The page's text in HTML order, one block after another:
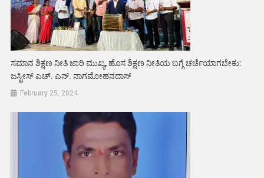
ಸಮಾನ ಶಿಕ್ಷಣ ನೀತಿ ಜಾರಿ ಮುಖ್ಯ, ಹೊಸ ಶಿಕ್ಷಣ ನೀತಿಯ ಬಗ್ಗೆ ಚರ್ಚೆಯಾಗಬೇಕು:
ಜಸ್ಟೀಸ್ ಎಚ್. ಎನ್. ನಾಗಮೋಹನದಾಸ್
February 25, 2024